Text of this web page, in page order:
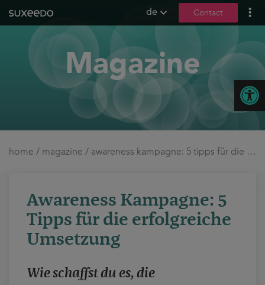
de Contact
what we do
leadgenerierung
content marketing
social media
b2b marketing
ux und conversions
about us
case studies
Magazine
home / magazine / awareness kampagne: 5 tipps für die erfolgreiche umsetzung
Awareness Kampagne: 5
Tipps für die erfolgreiche
Umsetzung
Wie schaffst du es, die